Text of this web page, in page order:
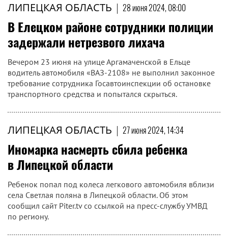
ЛИПЕЦКАЯ ОБЛАСТЬ | 28 июня 2024, 08:00
В Елецком районе сотрудники полиции
задержали нетрезвого лихача
Вечером 23 июня на улице Аргамаченской в Ельце
водитель автомобиля «ВАЗ-2108» не выполнил законное
требование сотрудника Госавтоинспекции об остановке
транспортного средства и попытался скрыться.
ЛИПЕЦКАЯ ОБЛАСТЬ | 27 июня 2024, 14:34
Иномарка насмерть сбила ребенка
в Липецкой области
Ребенок попал под колеса легкового автомобиля вблизи
села Светлая поляна в Липецкой области. Об этом
сообщил сайт Piter.tv со ссылкой на пресс-службу УМВД
по региону.